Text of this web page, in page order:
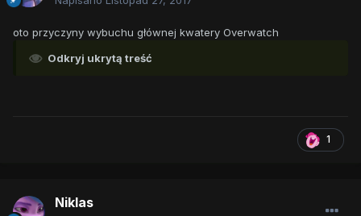
oto przyczyny wybuchu głównej kwatery Overwatch
Odkryj ukrytą treść
1
Niklas